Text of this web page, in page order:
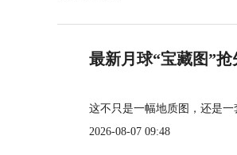
最新月球“宝藏图”抢
这不只是一幅地质图，还是一
2026-08-07 09:48